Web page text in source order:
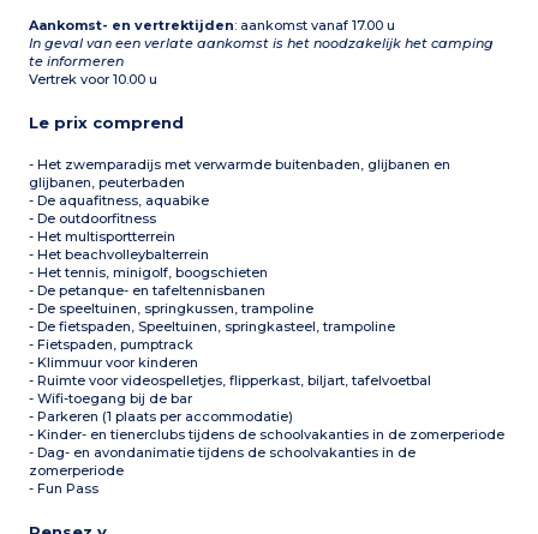
Aankomst- en vertrektijden: aankomst vanaf 17.00 u
In geval van een verlate aankomst is het noodzakelijk het camping
te informeren
Vertrek voor 10.00 u
Le prix comprend
- Het zwemparadijs met verwarmde buitenbaden, glijbanen en
glijbanen, peuterbaden
- De aquafitness, aquabike
- De outdoorfitness
- Het multisportterrein
- Het beachvolleybalterrein
- Het tennis, minigolf, boogschieten
- De petanque- en tafeltennisbanen
- De speeltuinen, springkussen, trampoline
- De fietspaden, Speeltuinen, springkasteel, trampoline
- Fietspaden, pumptrack
- Klimmuur voor kinderen
- Ruimte voor videospelletjes, flipperkast, biljart, tafelvoetbal
- Wifi-toegang bij de bar
- Parkeren (1 plaats per accommodatie)
- Kinder- en tienerclubs tijdens de schoolvakanties in de zomerperiode
- Dag- en avondanimatie tijdens de schoolvakanties in de
zomerperiode
- Fun Pass